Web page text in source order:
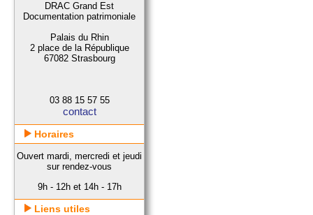
DRAC Grand Est
Documentation patrimoniale
Palais du Rhin
2 place de la République
67082 Strasbourg
03 88 15 57 55
contact
Horaires
Ouvert mardi, mercredi et jeudi
sur rendez-vous
9h - 12h et 14h - 17h
Liens utiles